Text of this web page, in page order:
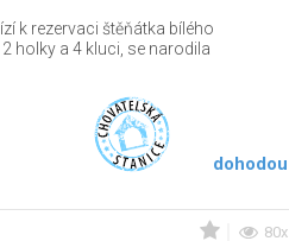
k rezervaci štěňátka bílého
holky a 4 kluci, se narodila
dohodou
80x